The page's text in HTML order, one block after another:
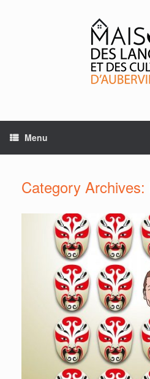
Menu
Category Archives: